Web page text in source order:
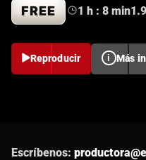
nacional. El XLVI
dedicado a la figura de
de semifinales los días 4
peña de plaza de
como viene siendo
1 h : 8 min
FREE
Reproducir i Más
Escríbenos: